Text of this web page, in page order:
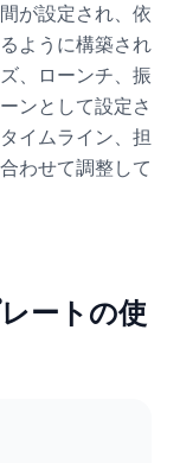
が設定され、依
ように構築され
、ローンチ、振
ンとして設定さ
イムライン、担
わせて調整して
ートの使